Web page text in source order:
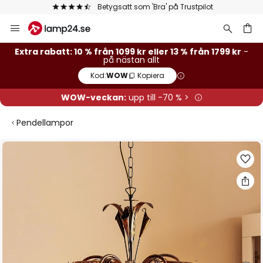
Betygsatt som 'Bra' på Trustpilot
Hoppa
till
innehållet
Extra rabatt: 10 % från 1099 kr eller 13 % från 1799 kr -
på nästan allt
Kod:WOW Kopiera
WOW-veckan:upp till -70 % >
Pendellampor
Hoppa